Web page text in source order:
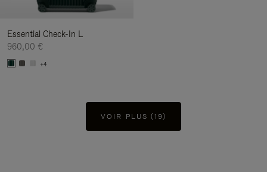
Essential Check-In L
960,00 €
+4
VOIR PLUS (19)